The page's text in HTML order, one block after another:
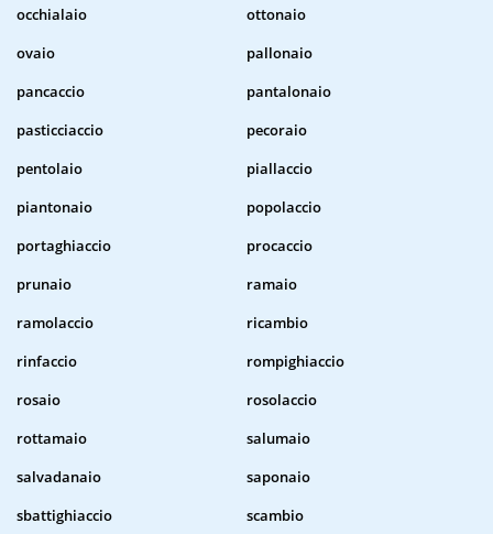
occhialaio
ottonaio
ovaio
pallonaio
pancaccio
pantalonaio
pasticciaccio
pecoraio
pentolaio
piallaccio
piantonaio
popolaccio
portaghiaccio
procaccio
prunaio
ramaio
ramolaccio
ricambio
rinfaccio
rompighiaccio
rosaio
rosolaccio
rottamaio
salumaio
salvadanaio
saponaio
sbattighiaccio
scambio